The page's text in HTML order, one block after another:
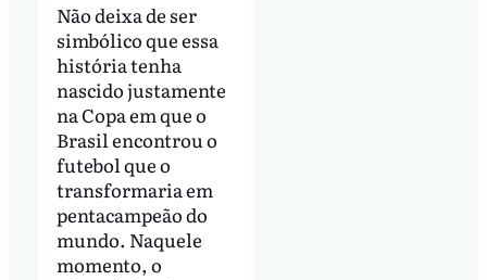
Não deixa de ser
simbólico que essa
história tenha
nascido justamente
na Copa em que o
Brasil encontrou o
futebol que o
transformaria em
pentacampeão do
mundo. Naquele
momento, o